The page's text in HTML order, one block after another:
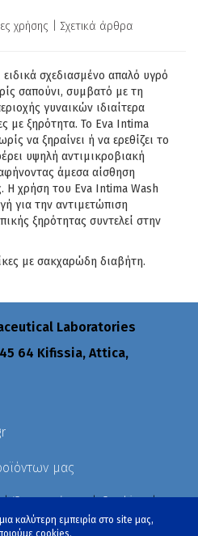
καλύτερη εμπειρία στο site μας,
cookies.
χρήσης Σχετικά άρθρα
σχεδιασμένο απαλό υγρό
σαπούνι, συμβατό με τη
γυναικών ιδιαίτερα
με ξηρότητα. Το Eva Intima
να ξηραίνει ή να ερεθίζει το
υψηλή αντιμικροβιακή
άμεσα αίσθηση
Η χρήση του Eva Intima Wash
για την αντιμετώπιση
ξηρότητας συντελεί στην
με σακχαρώδη διαβήτη.
Laboratories
64 Κifissia, Attica,
μας
|Όροι χρήσης|Cookies|
Πολιτικές